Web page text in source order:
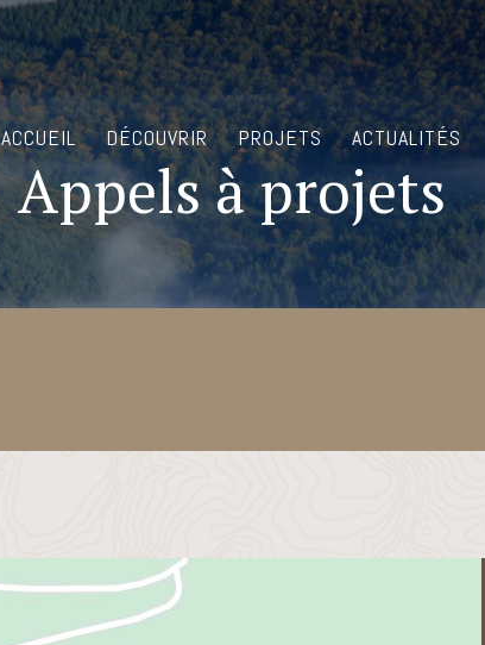
ACCUEIL DÉCOUVRIR PROJETS ACTUALITÉS
Appels à projets